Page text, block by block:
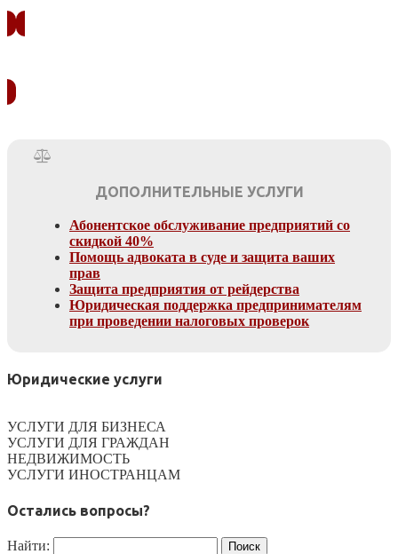
ДОПОЛНИТЕЛЬНЫЕ УСЛУГИ
Абонентское обслуживание предприятий со
скидкой 40%
Помощь адвоката в суде и защита ваших
прав
Защита предприятия от рейдерства
Юридическая поддержка предпринимателям
при проведении налоговых проверок
Юридические услуги
УСЛУГИ ДЛЯ БИЗНЕСА
УСЛУГИ ДЛЯ ГРАЖДАН
НЕДВИЖИМОСТЬ
УСЛУГИ ИНОСТРАНЦАМ
Остались вопросы?
Найти: